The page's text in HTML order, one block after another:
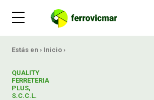
Estás en › Inicio ›
QUALITY
FERRETERIA
PLUS,
S.C.C.L.